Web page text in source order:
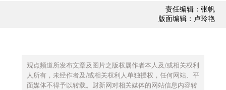
责任编辑：张帆
版面编辑：卢玲艳
观点频道所发布文章及图片之版权属作者本人及/或相关权利
人所有，未经作者及/或相关权利人单独授权，任何网站、平
面媒体不得予以转载。财新网对相关媒体的网站信息内容转